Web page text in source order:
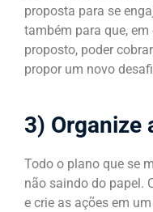
proposta para se
também para que,
proposto, poder
propor um novo
3) Organize
Todo o plano que se
não saindo do papel.
e crie as ações em